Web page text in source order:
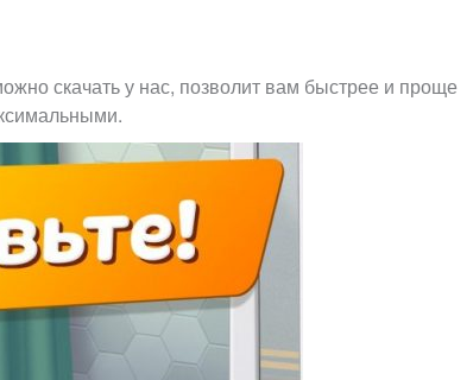
скачать у нас, позволит вам быстрее и проще